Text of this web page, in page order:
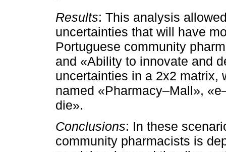
Results: This analysis
uncertainties that will have
Portuguese community
and «Ability to innovate and
uncertainties in a 2x2 matrix,
named «Pharmacy–Mall»,
die».
Conclusions: In these
community pharmacists is